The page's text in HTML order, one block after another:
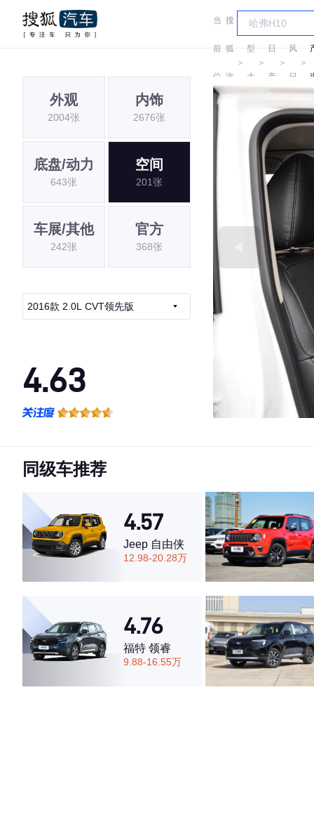
当
前
位
置:
搜
狐
汽
＞
车
型
大
＞
日
产
＞
风
日
产
＞
外观
2004张
内饰
2676张
底盘/动力
643张
空间
201张
车展/其他
242张
官方
368张
2016款 2.0L CVT领先版
4.63
·空间表现一般，低于78%同级车
同级车推荐
4.57
Jeep 自由侠
12.98-20.28万
4.76
福特 领睿
9.88-16.55万